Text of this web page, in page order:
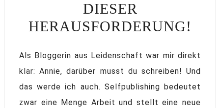
DIESER
HERAUSFORDERUNG!
Als Bloggerin aus Leidenschaft war mir direkt
klar: Annie, darüber musst du schreiben! Und
das werde ich auch. Selfpublishing bedeutet
zwar eine Menge Arbeit und stellt eine neue